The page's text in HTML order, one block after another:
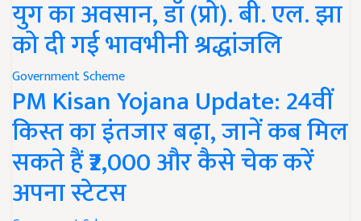
युग का अवसान, डॉ (प्रो). बी. एल. झा
को दी गई भावभीनी श्रद्धांजलि
Government Scheme
PM Kisan Yojana Update: 24वीं
किस्त का इंतजार बढ़ा, जानें कब मिल
सकते हैं ₹2,000 और कैसे चेक करें
अपना स्टेटस